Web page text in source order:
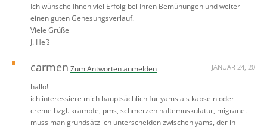
Ich wünsche Ihnen viel Erfolg bei Ihren Bemühungen und weiter
einen guten Genesungsverlauf.
Viele Grüße
J. Heß
carmen Zum Antworten anmelden JANUAR 24, 20
hallo!
ich interessiere mich hauptsächlich für yams als kapseln oder
creme bzgl. krämpfe, pms, schmerzen haltemuskulatur, migräne.
muss man grundsätzlich unterscheiden zwischen yams, der in